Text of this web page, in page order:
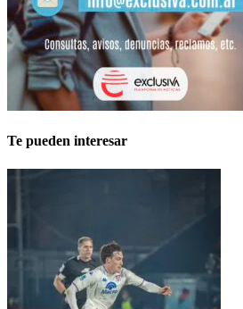
Te pueden interesar